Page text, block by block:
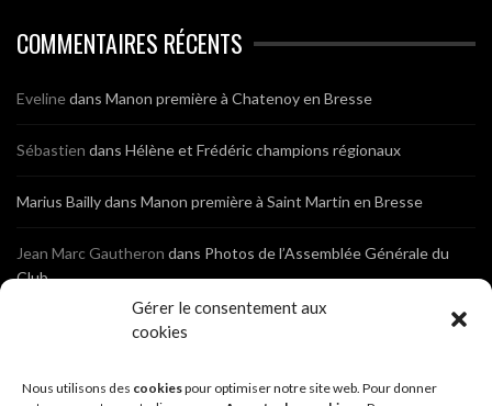
Gérer le consentement aux
cookies
Nous utilisons des cookiespour optimiser notre site web. Pour donner
COMMENTAIRES RÉCENTS
Evelinedans Manon première à Chatenoy en Bresse
Sébastien dans Hélène et Frédéric champions régionaux
Marius Baillydans Manon première à Saint Martin en Bresse
Jean Marc Gautheron dans Photos de l’Assemblée Générale du
Club
Photos de l’Assemblée Générale du Club
Sébastien dans Cyclocross de Brochon (21)